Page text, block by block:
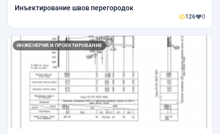
Инъектирование швов перегородок
126 0
ИНЖЕНЕРИЯ И ПРОЕКТИРОВАНИЕ